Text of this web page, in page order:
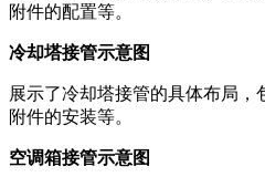
附件的配置等。
冷却塔接管示意图
展示了冷却塔接管的具体布局，
附件的安装等。
空调箱接管示意图